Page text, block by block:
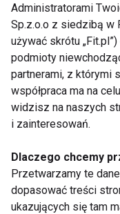
7 kolacji do 400
które sycą i
przetrwać letnie
Zdjęcia
Administratorami
Sp.z.o.o z siedzibą w
używać skrótu
podmioty
partnerami, z którymi
współpraca ma na
widzisz na naszych
i zainteresowań.
Dlaczego chcemy
Przetwarzamy te
dopasować treści
ukazujących się tam